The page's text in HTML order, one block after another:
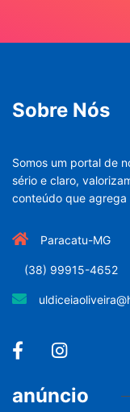
Sobre Nós
Somos um portal de
sério e claro,
conteúdo que agrega
Paracatu-MG
(38) 99915-4652
anúncio